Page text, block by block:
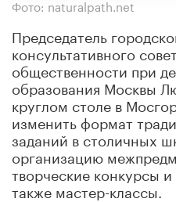
Фото: naturalpath.net
Председатель
консультативного
общественности при
образования Москвы
круглом столе в
изменить формат
заданий в столичных
организацию
творческие конкурсы
также мастер-классы.